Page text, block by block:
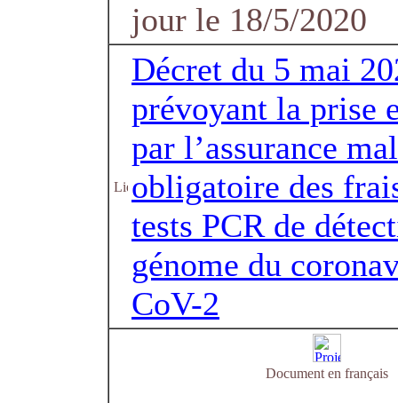
jour le 18/5/2020
Décret du 5 mai
prévoyant la prise
par l’assurance
obligatoire des
tests PCR de
génome du
CoV-2
Document en français